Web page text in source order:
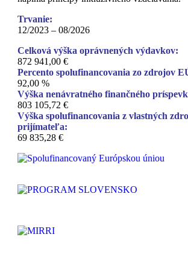
Trvanie:
12/2023 – 08/2026
Celková výška oprávnených výdavkov:
872 941,00 €
Percento spolufinancovania zo zdrojov
92,00 %
Výška nenávratného finančného
803 105,72 €
Výška spolufinancovania z vlastných
prijímateľa:
69 835,28 €